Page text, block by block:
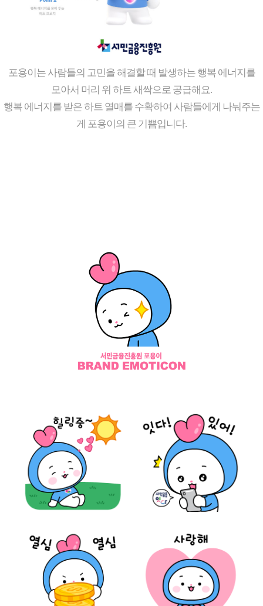
포용이는 사람들의 고민을 해결할 때 발생하는 행복 에너지를
모아서 머리 위 하트 새싹으로 공급해요.
행복 에너지를 받은 하트 열매를 수확하여 사람들에게 나눠주는
게 포용이의 큰 기쁨입니다.